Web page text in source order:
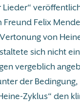
Lieder“
Freund Felix
von
sich nicht
vergeblich
der Bedingung,
Zyklus“ den